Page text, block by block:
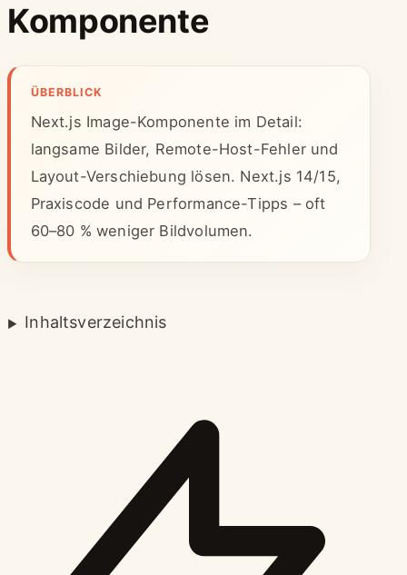
Komponente
ÜBERBLICK
Next.js Image-Komponente im Detail:
langsame Bilder, Remote-Host-Fehler und
Layout-Verschiebung lösen. Next.js 14/15,
Praxiscode und Performance-Tipps – oft
60–80 % weniger Bildvolumen.
Inhaltsverzeichnis